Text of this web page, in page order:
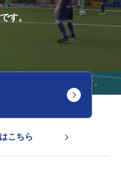
す。
こちら